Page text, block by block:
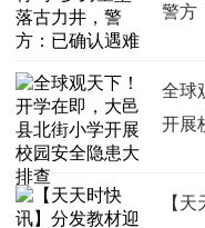
警方
全球
开展
【